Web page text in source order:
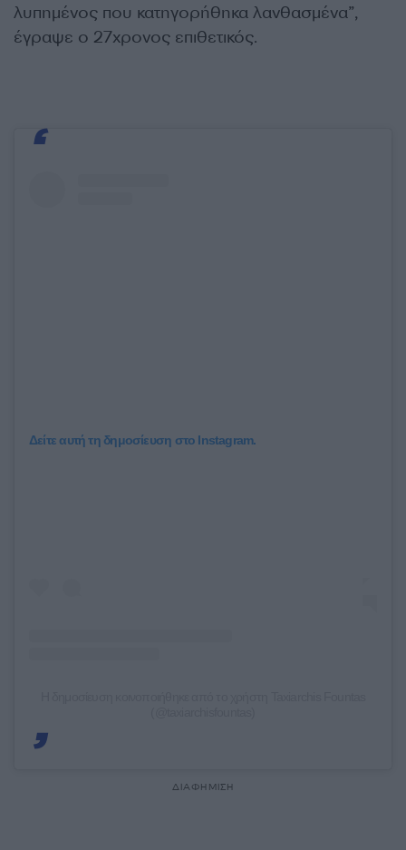
λυπημένος που κατηγορήθηκα λανθασμένα”,
έγραψε ο 27χρονος επιθετικός.
Δείτε αυτή τη δημοσίευση στο Instagram.
ΔΙΑΦΗΜΙΣΗ